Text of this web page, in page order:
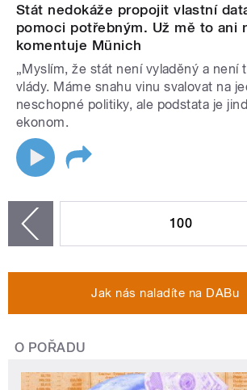
Stát nedokáže propojit vlastní
pomoci potřebným. Už mě to ani
komentuje Münich
„Myslím, že stát není vyladěný a není
vlády. Máme snahu vinu svalovat na
neschopné politiky, ale podstata je
ekonom.
100
Jak nás naladíte na DABu
O POŘADU